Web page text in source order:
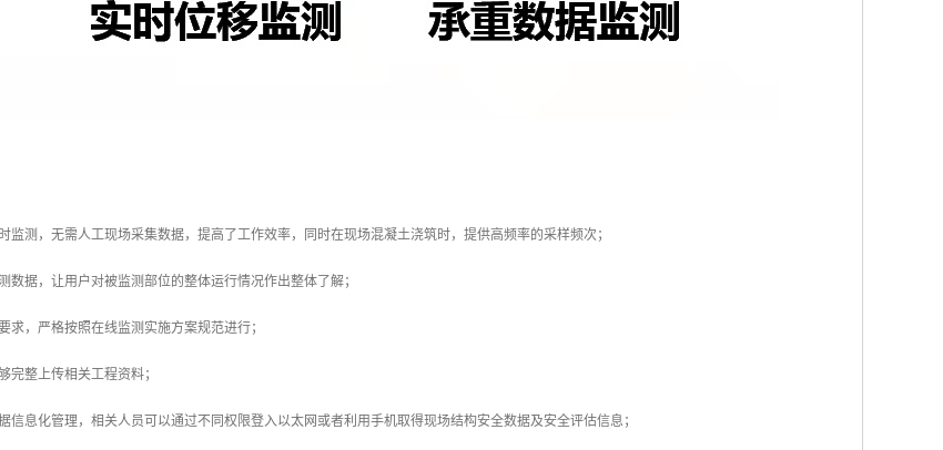
监测，无需人工现场采集数据，提高了工作效率，同时在现场混凝土浇筑时，提供高频率的采样频次；
数据，让用户对被监测部位的整体运行情况作出整体了解；
求，严格按照在线监测实施方案规范进行；
完整上传相关工程资料；
信息化管理，相关人员可以通过不同权限登入以太网或者利用手机取得现场结构安全数据及安全评估信息；